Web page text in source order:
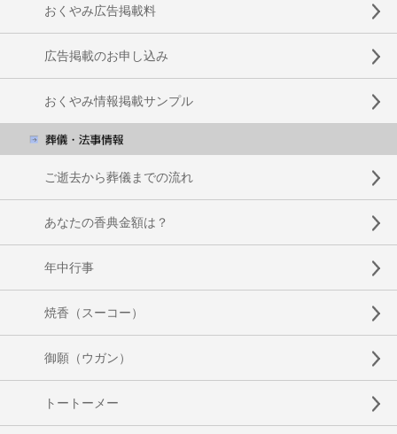
おくやみ広告掲載料
広告掲載のお申し込み
おくやみ情報掲載サンプル
ご逝去から葬儀までの流れ
あなたの香典金額は？
年中行事
焼香（スーコー）
御願（ウガン）
トートーメー